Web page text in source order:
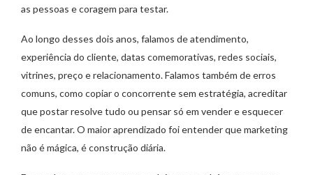
as pessoas e coragem para testar.
Ao longo desses dois anos, falamos de atendimento,
experiência do cliente, datas comemorativas, redes sociais,
vitrines, preço e relacionamento. Falamos também de erros
comuns, como copiar o concorrente sem estratégia, acreditar
que postar resolve tudo ou pensar só em vender e esquecer
de encantar. O maior aprendizado foi entender que marketing
não é mágica, é construção diária.